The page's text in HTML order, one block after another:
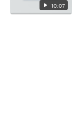
10:07